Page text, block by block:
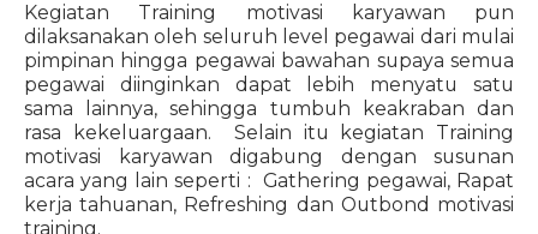
Kegiatan Training motivasi karyawan pun
dilaksanakan oleh seluruh level pegawai dari mulai
pimpinan hingga pegawai bawahan supaya semua
pegawai diinginkan dapat lebih menyatu satu
sama lainnya, sehingga tumbuh keakraban dan
rasa kekeluargaan. Selain itu kegiatan Training
motivasi karyawan digabung dengan susunan
acara yang lain seperti : Gathering pegawai, Rapat
kerja tahuanan, Refreshing dan Outbond motivasi
training.